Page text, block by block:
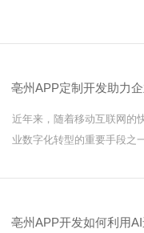
亳州APP定制开发助力
近年来，随着移动互联网的
业数字化转型的重要手段之
化需求。因此，越来越多的
亳州APP开发如何利用